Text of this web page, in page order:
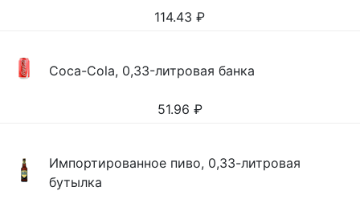
114.43 ₽
Coca-Cola, 0,33-литровая банка
51.96 ₽
Импортированное пиво, 0,33-литровая
бутылка